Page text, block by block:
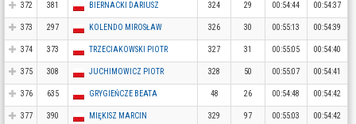
372 381 BIERNACKI DARIUSZ 324 29 00:54:44 00:54:37
373 297 KOLENDO MIROSŁAW 326 30 00:55:13 00:54:39
374 373 TRZECIAKOWSKI PIOTR 327 31 00:55:05 00:54:40
375 308 JUCHIMOWICZ PIOTR 328 50 00:55:07 00:54:41
376 635 GRYGIEŃCZE BEATA 48 26 00:54:48 00:54:42
377 390 MIĘKISZ MARCIN 329 97 00:55:03 00:54:42